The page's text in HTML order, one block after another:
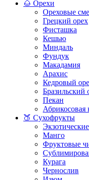
🌰 Орехи
Ореховые
Грецкий орех
Фисташка
Кешью
Миндаль
Фундук
Макадамия
Арахис
Кедровый
Бразильский
Пекан
Абрикосовая
🍑 Сухофрукты
Манго
Фруктовые
Курага
Чернослив